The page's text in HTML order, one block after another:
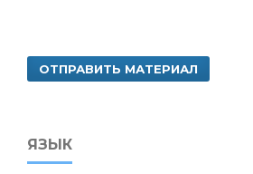
ОТПРАВИТЬ МАТЕРИАЛ
ЯЗЫК